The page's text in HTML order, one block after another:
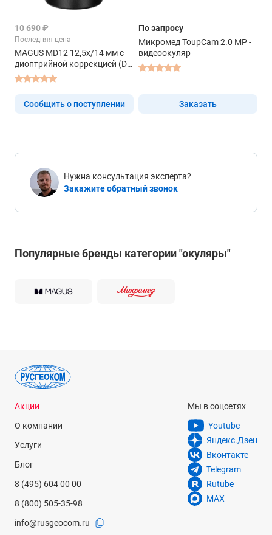
10 690 ₽
Последняя цена
MAGUS MD12 12,5х/14 мм с
диоптрийной коррекцией (D
30 мм) - окуляр
Сообщить о поступлении
По запросу
Микромед ToupCam 2.0 MP -
видеоокуляр
Заказать
Нужна консультация эксперта?
Закажите обратный звонок
Популярные бренды категории "окуляры"
Акции
О компании
Услуги
Блог
8 (495) 604 00 00
8 (800) 505-35-98
info@rusgeocom.ru
Мы в соцсетях
Youtube
Яндекс.Дзен
Вконтакте
Telegram
Rutube
MAX